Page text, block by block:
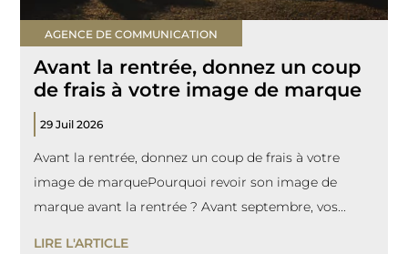
AGENCE DE COMMUNICATION
Avant la rentrée, donnez un coup
de frais à votre image de marque
29 Juil 2026
Avant la rentrée, donnez un coup de frais à votre
image de marquePourquoi revoir son image de
marque avant la rentrée ? Avant septembre, vos...
LIRE L'ARTICLE